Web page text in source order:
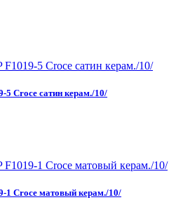
5 Croce сатин керам./10/
1 Croce матовый керам./10/